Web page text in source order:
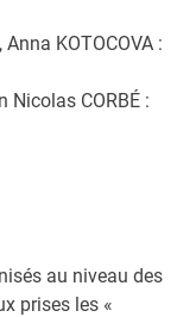
KOTOCOVA :
Nicolas CORBÉ :
au niveau des
prises les «